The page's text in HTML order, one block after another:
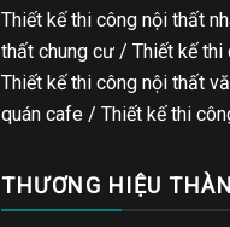
Thiết kế thi công nội thất
thất chung cư / Thiết kế
Thiết kế thi công nội thất
quán cafe /Thiết kế thi
THƯƠNG HIỆU